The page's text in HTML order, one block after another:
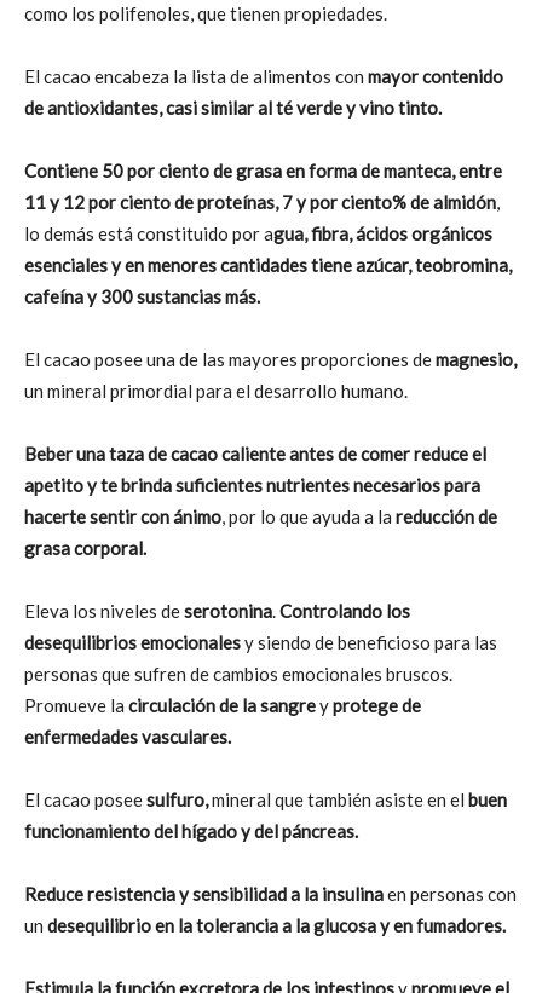
como los polifenoles, que tienen propiedades.
El cacao encabeza la lista de alimentos con mayor contenido
de antioxidantes, casi similar al té verde y vino tinto.
Contiene 50 por ciento de grasa en forma de manteca, entre
11 y 12 por ciento de proteínas, 7 y por ciento% de almidón,
lo demás está constituido por agua, fibra, ácidos orgánicos
esenciales y en menores cantidades tiene azúcar, teobromina,
cafeína y 300 sustancias más.
El cacao posee una de las mayores proporciones demagnesio,
un mineral primordial para el desarrollo humano.
Beber una taza de cacao caliente antes de comer reduce el
apetito y te brinda suficientes nutrientes necesarios para
hacerte sentir con ánimo, por lo que ayuda a la reducción de
grasa corporal.
Eleva los niveles deserotonina.Controlando los
desequilibrios emocionalesy siendo de beneficioso para las
personas que sufren de cambios emocionales bruscos.
Promueve la circulación de la sangreyprotege de
enfermedades vasculares.
El cacao poseesulfuro,mineral que también asiste en el buen
funcionamiento del hígado y del páncreas.
Reduce resistencia y sensibilidad a la insulinaen personas con
un desequilibrio en la tolerancia a la glucosa y en fumadores.
Estimula la función excretora de los intestinosypromueve el